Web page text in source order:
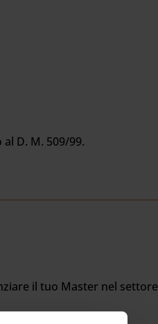
D. M. 509/99.
il tuo Master nel settore